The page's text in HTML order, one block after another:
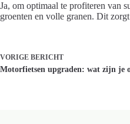
Ja, om optimaal te profiteren van
groenten en volle granen. Dit
VORIGE BERICHT
Motorfietsen upgraden: wat zijn je